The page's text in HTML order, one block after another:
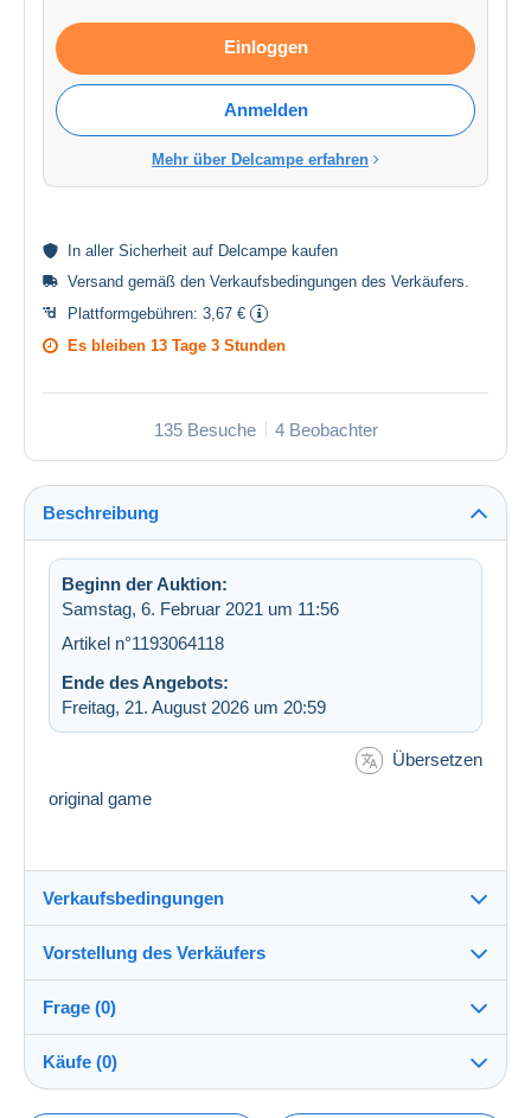
Einloggen
Anmelden
Mehr über Delcampe erfahren
In aller Sicherheit auf Delcampe kaufen
Versand gemäß den Verkaufsbedingungen des Verkäufers
Plattformgebühren: 3,67 €
Es bleiben 13 Tage 3 Stunden
135 Besuche 4 Beobachter
Beschreibung
Beginn der Auktion:
Samstag, 6. Februar 2021 um 11:56
Artikel n°1193064118
Ende des Angebots:
Freitag, 21. August 2026 um 20:59
Übersetzen
original game
Verkaufsbedingungen
Versand nach:
Die Liste der Länder einsehen
Direkte Übergabe:
Ja
Vorstellung des Verkäufers
elvis031267100%(11166x)
Shop
Frage (0)
Käufe (0)